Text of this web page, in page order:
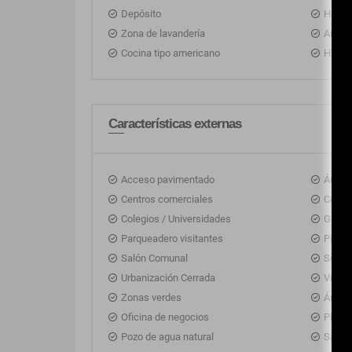
Depósito
Hall
Zona de lavandería
Aire
Cocina tipo americano
Características externas
Acceso pavimentado Área
Centros comerciales
Cerca
Colegios / Universidades
Garaje
Parqueadero visitantes
Piscina
Salón Comunal
Sobre
Urbanización Cerrada
Zonas verdes
Áreas
Oficina de negocios
Pozo de agua natural
Sala